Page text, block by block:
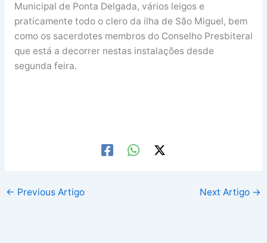
Municipal de Ponta Delgada, vários leigos e
praticamente todo o clero da ilha de São Miguel, bem
como os sacerdotes membros do Conselho Presbiteral
que está a decorrer nestas instalações desde
segunda feira.
← Previous Artigo Next Artigo →